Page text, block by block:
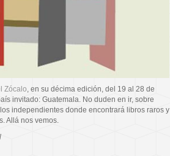
Zócalo , en su décima edición, del 19 al 28 de
invitado: Guatemala. No duden en ir, sobre
independientes donde encontrará libros raros y
Allá nos vemos.